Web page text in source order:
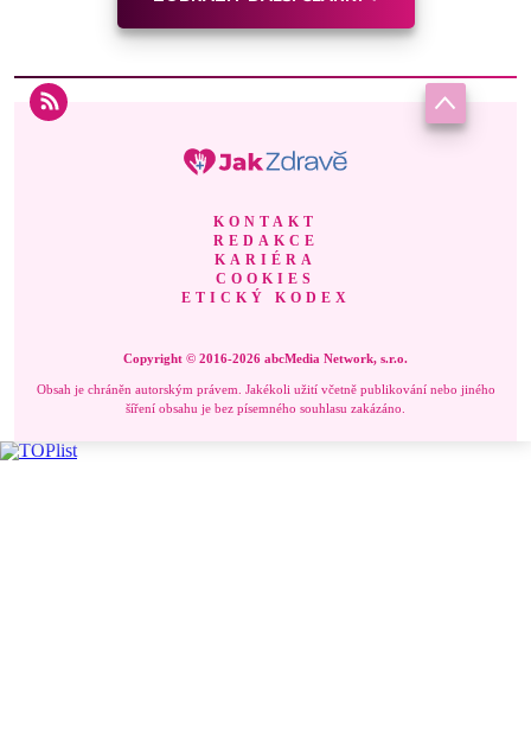
KONTAKT
REDAKCE
KARIÉRA
COOKIES
ETICKÝ KODEX
Copyright © 2016-2026 abcMedia Network, s.r.o.
Obsah je chráněn autorským právem. Jakékoli užití včetně publikování nebo jiného
šíření obsahu je bez písemného souhlasu zakázáno.